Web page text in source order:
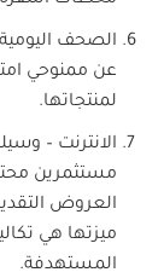
الصحف
عن ممنوحي
لمنتجاتها.
الانترنت –
مستثمرين
العروض
ميزتها هي
المستهدفة.